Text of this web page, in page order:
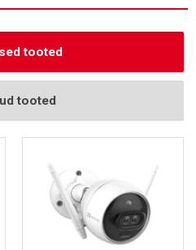
tooted
tooted